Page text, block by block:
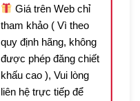
Giá trên Web chỉ
tham khảo ( Vì theo
quy định hãng, không
được phép đăng chiết
khấu cao ), Vui lòng
liên hệ trực tiếp để